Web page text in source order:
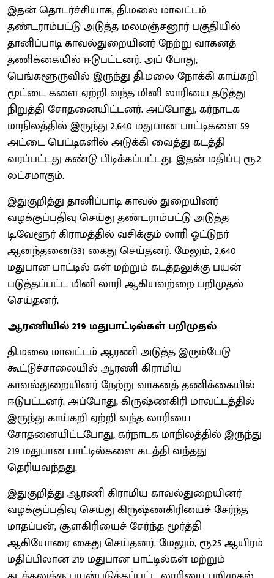
இதன் தொடர்ச்சியாக, தி.மலை மாவட்டம்
தண்டராம்பட்டு அடுத்த மலமஞ்சனூர் பகுதியில்
தானிப்பாடி காவல்துறையினர் நேற்று வாகனத்
தணிக்கையில் ஈடுபட்டனர். அப் போது,
பெங்களூருவில் இருந்து தி.மலை நோக்கி காய்கறி
மூட்டை களை ஏற்றி வந்த மினி லாரியை தடுத்து
நிறுத்தி சோதனையிட்டனர். அப்போது, கர்நாடக
மாநிலத்தில் இருந்து 2,640 மதுபான பாட்டிகளை 59
அட்டை பெட்டிகளில் அடுக்கி வைத்து கடத்தி
வரப்பட்டது கண்டு பிடிக்கப்பட்டது. இதன் மதிப்பு ரூ.2
லட்சமாகும்.
இதுகுறித்து தானிப்பாடி காவல் துறையினர்
வழக்குப்பதிவு செய்து தண்டராம்பட்டு அடுத்த
டி.வேளூர் கிராமத்தில் வசிக்கும் லாரி ஓட்டுநர்
ஆனந்தனை(33) கைது செய்தனர். மேலும், 2,640
மதுபான பாட்டில் கள் மற்றும் கடத்தலுக்கு பயன்
படுத்தப்பட்ட மினி லாரி ஆகியவற்றை பறிமுதல்
செய்தனர்.
ஆரணியில் 219 மதுபாட்டில்கள் பறிமுதல்
தி.மலை மாவட்டம் ஆரணி அடுத்த இரும்பேடு
கூட்டுச்சாலையில் ஆரணி கிராமிய
காவல்துறையினர் நேற்று வாகனத் தணிக்கையில்
ஈடுபட்டனர். அப்போது, கிருஷ்ணகிரி மாவட்டத்தில்
இருந்து காய்கறி ஏற்றி வந்த லாரியை
சோதனையிட்டபோது, கர்நாடக மாநிலத்தில் இருந்து
219 மதுபான பாட்டில்களை கடத்தி வந்தது
தெரியவந்தது.
இதுகுறித்து ஆரணி கிராமிய காவல்துறையினர்
வழக்குப்பதிவு செய்து கிருஷ்ணகிரியைச் சேர்ந்த
மாதப்பன், சூளகிரியைச் சேர்ந்த மூர்த்தி
ஆகியோரை கைது செய்தனர். மேலும், ரூ.25 ஆயிரம்
மதிப்பிலான 219 மதுபான பாட்டில்கள் மற்றும்